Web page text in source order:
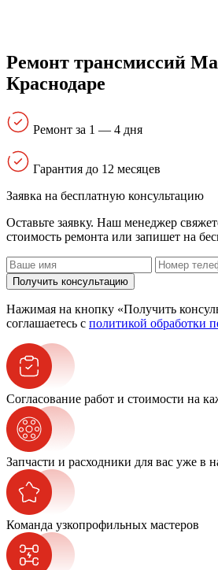
Ремонт трансмиссий
Краснодаре
Ремонт за 1 — 4 дня
Гарантия до 12 месяцев
Заявка на бесплатную консультацию
Оставьте заявку. Наш менеджер
стоимость ремонта или запишет на
Получить консультацию
Нажимая на кнопку «Получить
соглашаетесь с политикой обработки
Согласование работ и стоимости на
Запчасти и расходники для вас уже в
Команда узкопрофильных мастеров